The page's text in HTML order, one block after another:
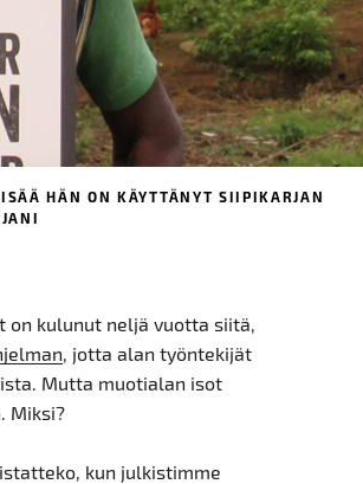
HÄN ON KÄYTTÄNYT SIIPIKARJAN
on kulunut neljä vuotta siitä,
, jotta alan työntekijät
Mutta muotialan isot
Miksi?
kun julkistimme